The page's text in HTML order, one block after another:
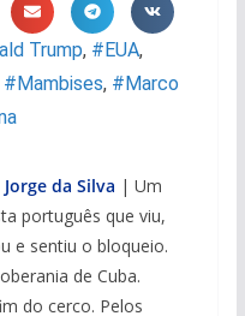
Trump, #EUA,
#Mambises, #Marco
da Silva | Um
português que viu,
e sentiu o bloqueio.
de Cuba.
do cerco. Pelos